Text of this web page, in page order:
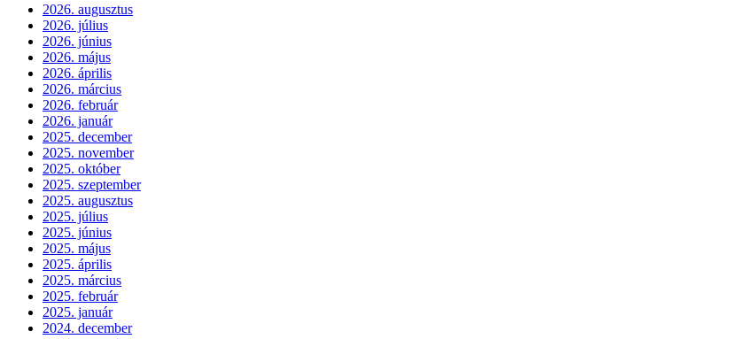
2026. augusztus
2026. július
2026. június
2026. május
2026. április
2026. március
2026. február
2026. január
2025. december
2025. november
2025. október
2025. szeptember
2025. augusztus
2025. július
2025. június
2025. május
2025. április
2025. március
2025. február
2025. január
2024. december